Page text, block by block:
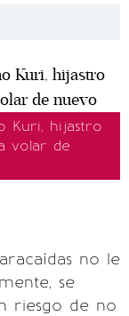
Kuri, hijastro
volar de
no le
se
riesgo de no